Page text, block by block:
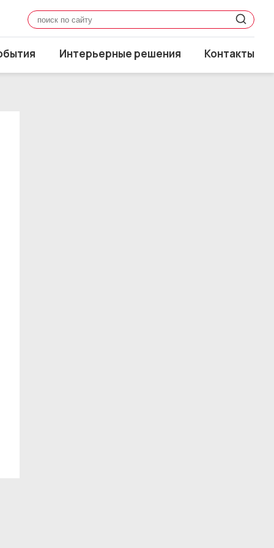
Интерьерные решения Контакты